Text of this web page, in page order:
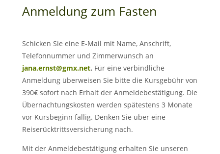
Anmeldung zum Fasten
Schicken Sie eine E-Mail mit Name, Anschrift,
Telefonnummer und Zimmerwunsch an
jana.ernst@gmx.net. Für eine verbindliche
Anmeldung überweisen Sie bitte die Kursgebühr von
390€ sofort nach Erhalt der Anmeldebestätigung. Die
Übernachtungskosten werden spätestens 3 Monate
vor Kursbeginn fällig. Denken Sie über eine
Reiserücktrittsversicherung nach.
Mit der Anmeldebestätigung erhalten Sie unseren